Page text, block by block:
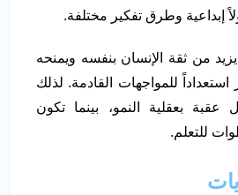
إبداعية وطرق تفكير مختلفة.
من ثقة الإنسان بنفسه ويمنحه
للمواجهات القادمة. لذلك
بعقلية النمو، بينما تكون
للتعلم.